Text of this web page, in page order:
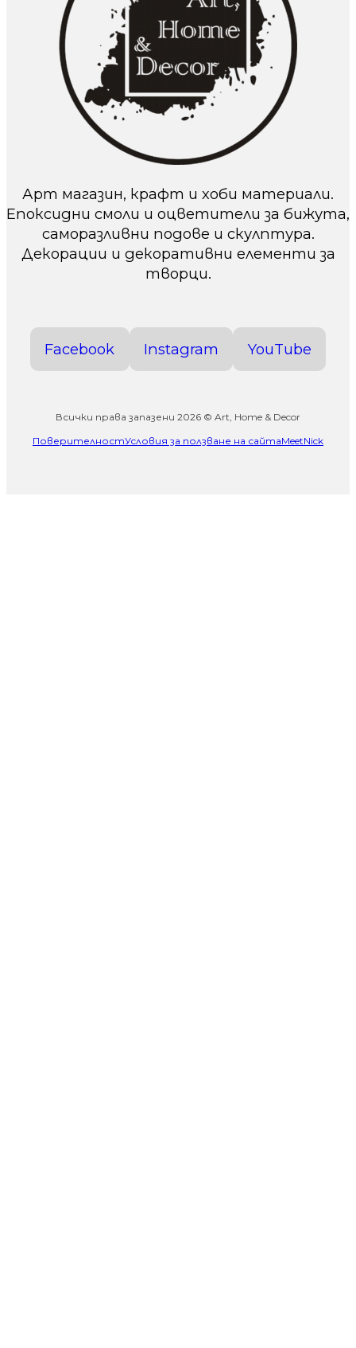
Арт магазин, крафт и хоби материали.
Епоксидни смоли и оцветители за бижута,
саморазливни подове и скулптура.
Декорации и декоративни елементи за
творци.
Facebook Instagram YouTube
Всички права запазени 2026 © Art, Home & Decor
ПоверителностУсловия за ползване на сайтаMeetNick